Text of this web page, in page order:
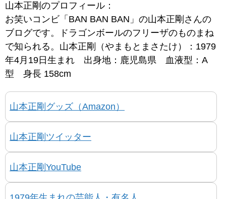
山本正剛のプロフィール：
お笑いコンビ「BAN BAN BAN」の山本正剛さんの
ブログです。ドラゴンボールのフリーザのものまね
で知られる。山本正剛（やまもとまさたけ）：1979
年4月19日生まれ 出身地：鹿児島県 血液型：A
型 身長 158cm
山本正剛グッズ（Amazon）
山本正剛ツイッター
山本正剛YouTube